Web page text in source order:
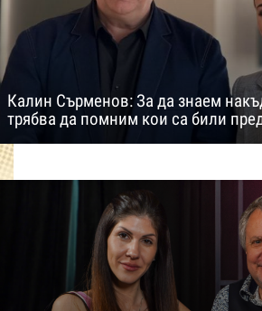
Калин Сърменов: За да знаем
трябва да помним кои са били